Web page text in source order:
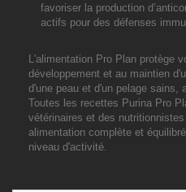
favoriser la production
actifs pour des défenses
L'alimentation Pro Plan protège
développement et au maintien
d'une peau et d'un pelage sains,
Toutes les recettes Purina Pro
vétérinaires et des
alimentation complète et
niveau d'activité.